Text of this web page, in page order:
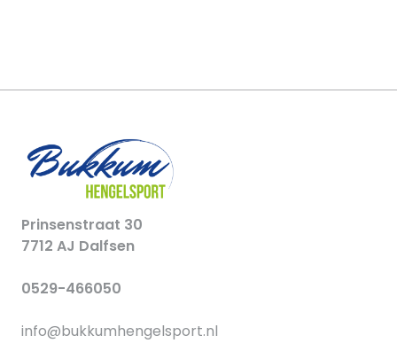
Prinsenstraat 30
7712 AJ Dalfsen
0529-466050
info@bukkumhengelsport.nl